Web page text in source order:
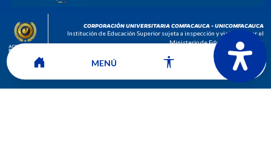
CORPORACIÓN UNIVERSITARIA COMFACAUCA - UNICOMFACAUCA
Institución de Educación Superior sujeta a inspección y vigilancia por el
Ministerio de Educación Nacional.
© 2026
MENÚ